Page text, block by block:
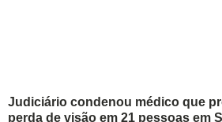
Judiciário condenou médico que
perda de visão em 21 pessoas em